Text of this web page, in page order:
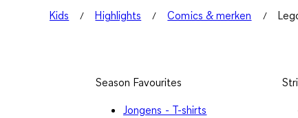
Kids Highlights Comics & merken
Season Favourites
Jongens - T-shirts